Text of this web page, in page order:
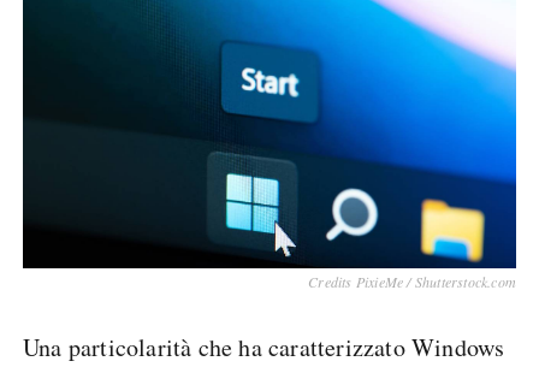
Credits PixieMe / Shutterstock.com
Una particolarità che ha caratterizzato Windows